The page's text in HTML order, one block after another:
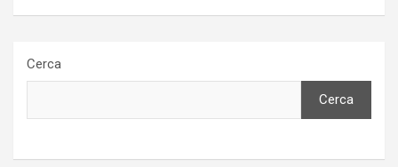
Cerca
Cerca